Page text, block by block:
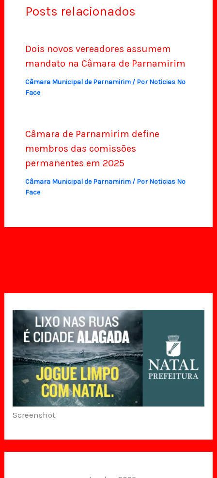
Screenshot
Posts relacionados
Dois novos vereadores assumem
mandato na Câmara de Parnamirim
Câmara Municipal de Parnamirim/ Por Noticias No
Face
Câmara de Parnamirim define
membros das comissões
permanentes em 2025
Câmara Municipal de Parnamirim/ Por Noticias No
Face